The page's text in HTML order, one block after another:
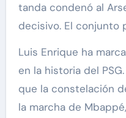
tanda condenó al
decisivo. El conjunto
Luis Enrique ha
en la historia del
que la constelación
la marcha de